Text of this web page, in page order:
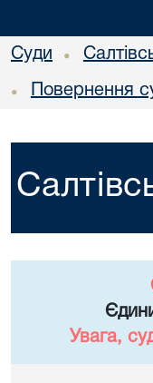
Суди •
• Повернення
Увага,